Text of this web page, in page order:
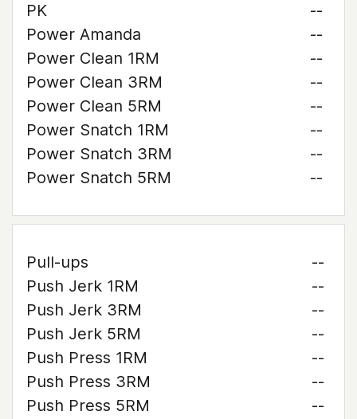
PK
--
Power Amanda
--
Power Clean 1RM
--
Power Clean 3RM
--
Power Clean 5RM
--
Power Snatch 1RM
--
Power Snatch 3RM
--
Power Snatch 5RM
--
Pull-ups
--
Push Jerk 1RM
--
Push Jerk 3RM
--
Push Jerk 5RM
--
Push Press 1RM
--
Push Press 3RM
--
Push Press 5RM
--